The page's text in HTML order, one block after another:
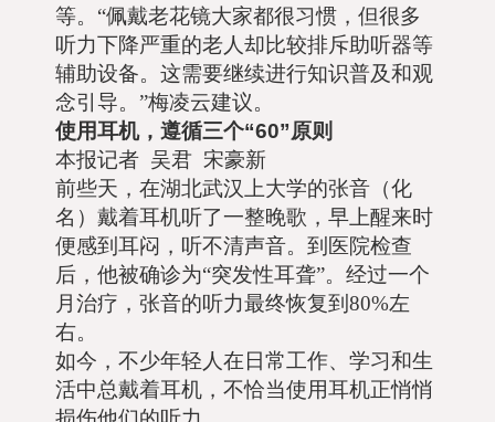
等。“佩戴老花镜大家都很习惯，但很多
听力下降严重的老人却比较排斥助听器等
辅助设备。这需要继续进行知识普及和观
念引导。”梅凌云建议。
使用耳机，遵循三个“60”原则
本报记者 吴君 宋豪新
前些天，在湖北武汉上大学的张音（化
名）戴着耳机听了一整晚歌，早上醒来时
便感到耳闷，听不清声音。到医院检查
后，他被确诊为“突发性耳聋”。经过一个
月治疗，张音的听力最终恢复到80%左
右。
如今，不少年轻人在日常工作、学习和生
活中总戴着耳机，不恰当使用耳机正悄悄